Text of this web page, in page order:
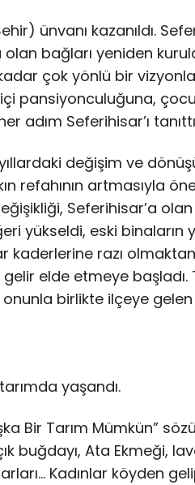
ünvanı kazanıldı.
bağları yeniden
çok yönlü bir
pansiyonculuğuna,
adım Seferihisar’ı
değişim ve
refahının artmasıyla
Seferihisar’a
yükseldi, eski binaların
kaderlerine razı
elde etmeye başladı.
birlikte ilçeye
yaşandı.
Bir Tarım Mümkün”
buğdayı, Ata Ekmeği,
Kadınlar köyden